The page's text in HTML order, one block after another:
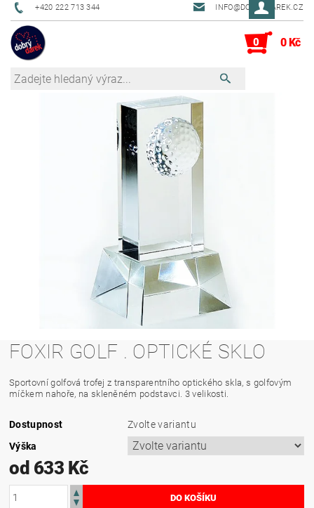
+420 222 713 344 INFO@DOBRYDAREK.CZ
0 0 Kč
FOXIR GOLF . OPTICKÉ SKLO
Sportovní golfová trofej z transparentního optického skla, s golfovým
míčkem nahoře, na skleněném podstavci. 3 velikosti.
Dostupnost
Zvolte variantu
Výška
od 633 Kč